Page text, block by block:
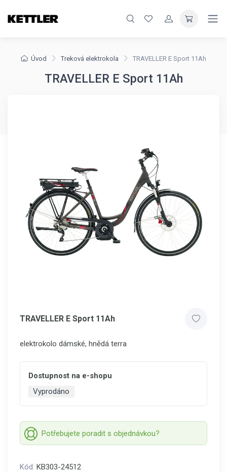
Úvod Treková elektrokola TRAVELLER E Sport 11Ah
TRAVELLER E Sport 11Ah
TRAVELLER E Sport 11Ah
elektrokolo dámské, hnědá terra
Dostupnost na e-shopu
Vyprodáno
Potřebujete poradit s objednávkou?
Kód: KB303-24512